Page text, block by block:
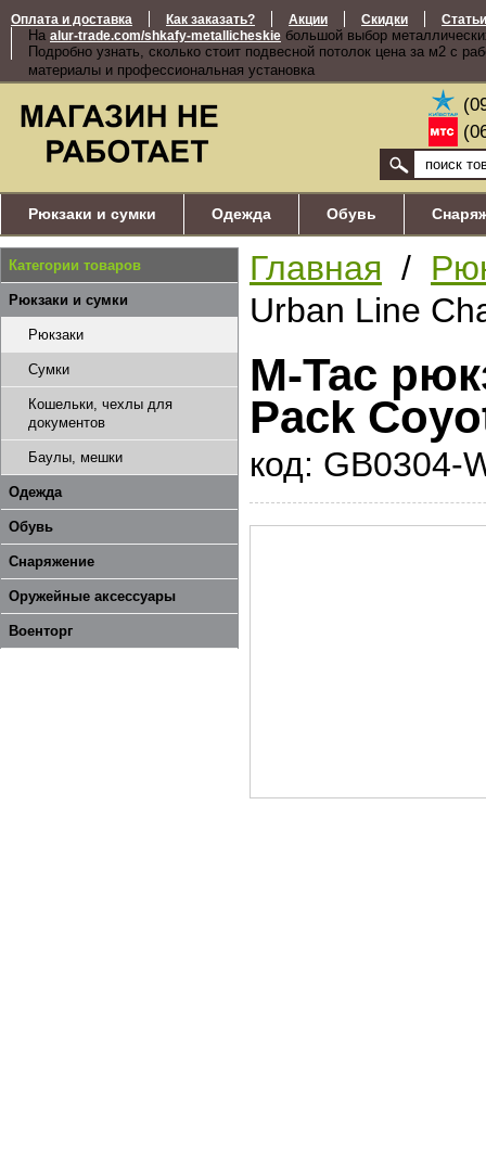
Оплата и доставка Как заказать? Акции Скидки Статьи
На alur-trade.com/shkafy-metallicheskie большой выбор
Подробно узнать, сколько стоит подвесной потолок цена за м2 с
материалы и профессиональная установка
Рюкзаки и сумки Одежда Обувь
Категории товаров
Рюкзаки и сумки
Рюкзаки
Сумки
Кошельки, чехлы для
документов
Баулы, мешки
Одежда
Обувь
Снаряжение
Оружейные аксессуары
Военторг
Главная /
Urban Line
M-Tac
Pack
код: GB0304-